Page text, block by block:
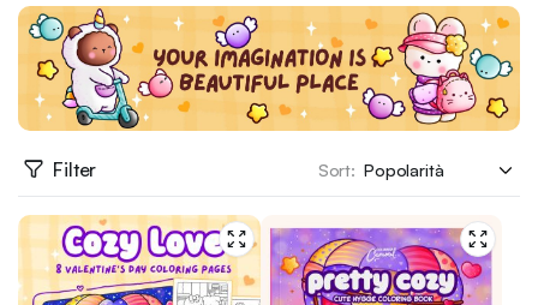
Filter Sort: